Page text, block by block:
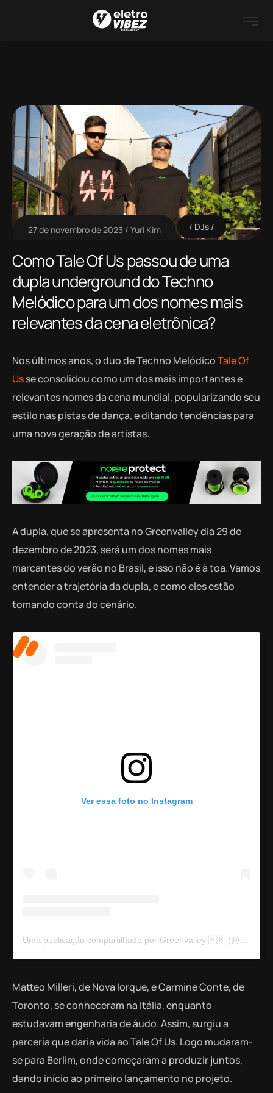
27 de novembro de 2023 Yuri Kim DJs
Como Tale Of Us passou de uma
dupla underground do Techno
Melódico para um dos nomes mais
relevantes da cena eletrônica?
Nos últimos anos, o duo de Techno MelódicoTale Of
Usse consolidou como um dos mais importantes e
relevantes nomes da cena mundial, popularizando seu
estilo nas pistas de dança, e ditando tendências para
uma nova geração de artistas.
A dupla, que se apresenta no Greenvalley dia 29 de
dezembro de 2023, será um dos nomes mais
marcantes do verão no Brasil, e isso não é à toa. Vamos
entender a trajetória da dupla, e como eles estão
tomando conta do cenário.
Ver essa foto no Instagram
Uma publicação compartilhada por Greenvalley 🇧🇷 (@greenvalleybr)
Matteo Milleri, de Nova Iorque, e Carmine Conte, de
Toronto, se conheceram na Itália, enquanto
estudavam engenharia de áudo. Assim, surgiu a
parceria que daria vida ao Tale Of Us. Logo mudaram-
se para Berlim, onde começaram a produzir juntos,
dando início ao primeiro lançamento no projeto.